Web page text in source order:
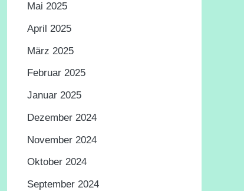
Mai 2025
April 2025
März 2025
Februar 2025
Januar 2025
Dezember 2024
November 2024
Oktober 2024
September 2024